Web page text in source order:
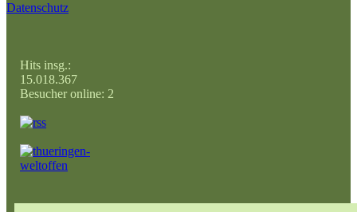
Datenschutz
Hits insg.:
15.018.367
Besucher online: 2